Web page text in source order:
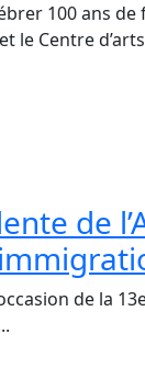
100 ans de
le Centre
de
de la